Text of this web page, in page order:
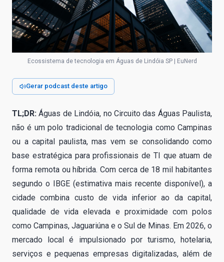
Ecossistema de tecnologia em Águas de Lindóia SP | EuNerd
Gerar podcast deste artigo
TL;DR: Águas de Lindóia, no Circuito das Águas Paulista,
não é um polo tradicional de tecnologia como Campinas
ou a capital paulista, mas vem se consolidando como
base estratégica para profissionais de TI que atuam de
forma remota ou híbrida. Com cerca de 18 mil habitantes
segundo o IBGE (estimativa mais recente disponível), a
cidade combina custo de vida inferior ao da capital,
qualidade de vida elevada e proximidade com polos
como Campinas, Jaguariúna e o Sul de Minas. Em 2026, o
mercado local é impulsionado por turismo, hotelaria,
serviços e pequenas empresas digitalizadas, além de